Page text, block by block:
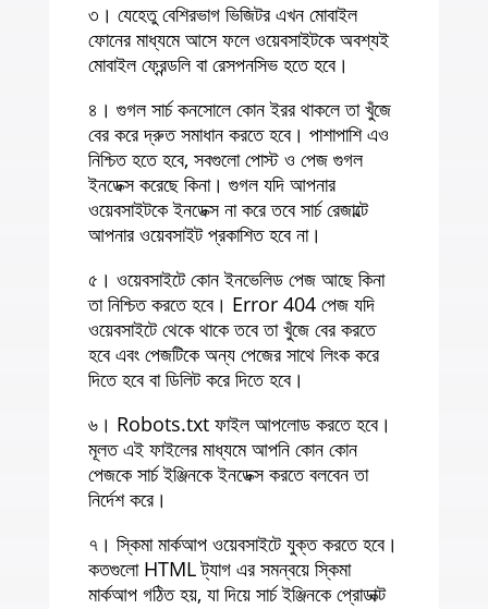
৩। যেহেতু বেশিরভাগ ভিজিটর এখন মোবাইল
ফোনের মাধ্যমে আসে ফলে ওয়েবসাইটকে অবশ্যই
মোবাইল ফ্রেন্ডলি বা রেসপনসিভ হতে হবে।
৪। গুগল সার্চ কনসোলে কোন ইরর থাকলে তা খুঁজে
বের করে দ্রুত সমাধান করতে হবে। পাশাপাশি এও
নিশ্চিত হতে হবে, সবগুলো পোস্ট ও পেজ গুগল
ইনডেক্স করেছে কিনা। গুগল যদি আপনার
ওয়েবসাইটকে ইনডেক্স না করে তবে সার্চ রেজাল্টে
আপনার ওয়েবসাইট প্রকাশিত হবে না।
৫। ওয়েবসাইটে কোন ইনভেলিড পেজ আছে কিনা
তা নিশ্চিত করতে হবে। Error 404 পেজ যদি
ওয়েবসাইটে থেকে থাকে তবে তা খুঁজে বের করতে
হবে এবং পেজটিকে অন্য পেজের সাথে লিংক করে
দিতে হবে বা ডিলিট করে দিতে হবে।
৬। Robots.txt ফাইল আপলোড করতে হবে।
মূলত এই ফাইলের মাধ্যমে আপনি কোন কোন
পেজকে সার্চ ইঞ্জিনকে ইনডেক্স করতে বলবেন তা
নির্দেশ করে।
৭। স্কিমা মার্কআপ ওয়েবসাইটে যুক্ত করতে হবে।
কতগুলো HTML ট্যাগ এর সমন্বয়ে স্কিমা
মার্কআপ গঠিত হয়, যা দিয়ে সার্চ ইঞ্জিনকে প্রোডাক্ট